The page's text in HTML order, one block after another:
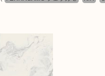
をお寄せください。
来てよかった！そう
いただきます。